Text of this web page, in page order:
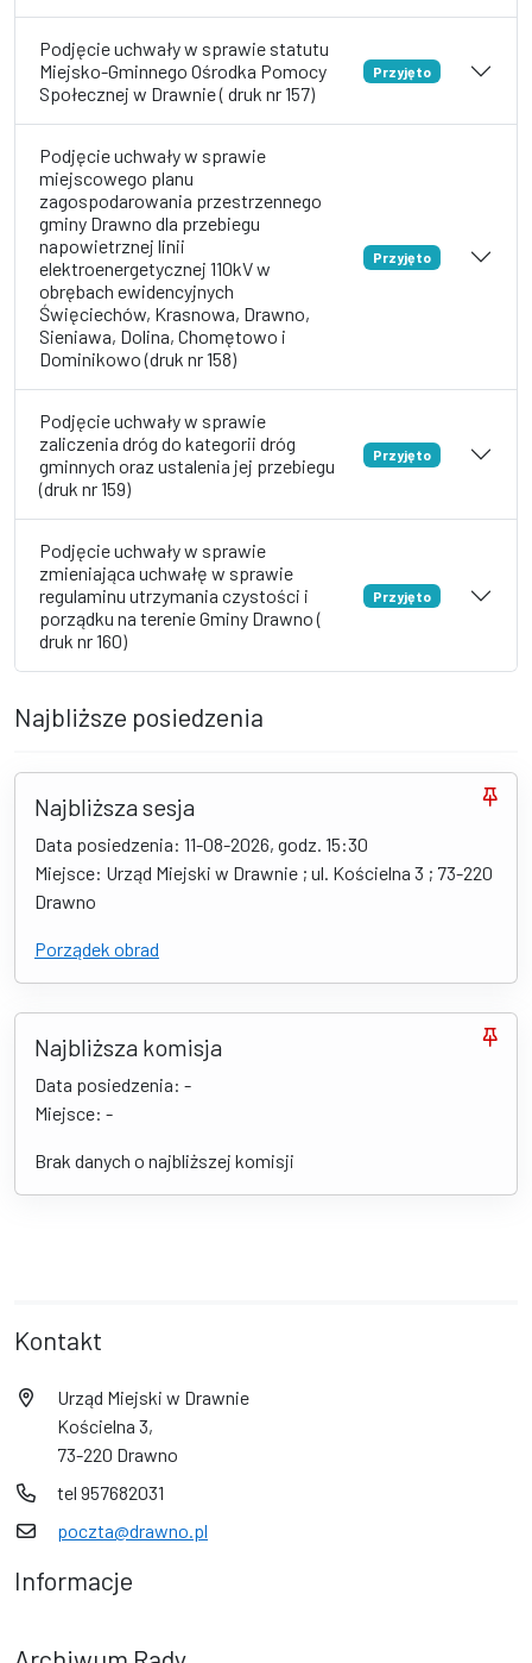
Podjęcie uchwały w sprawie statutu
Miejsko-Gminnego Ośrodka Pomocy
Społecznej w Drawnie ( druk nr 157)
Przyjęto
Podjęcie uchwały w sprawie
miejscowego planu
zagospodarowania przestrzennego
gminy Drawno dla przebiegu
napowietrznej linii
elektroenergetycznej 110kV w
obrębach ewidencyjnych
Święciechów, Krasnowa, Drawno,
Sieniawa, Dolina, Chomętowo i
Dominikowo (druk nr 158)
Przyjęto
Podjęcie uchwały w sprawie
zaliczenia dróg do kategorii dróg
gminnych oraz ustalenia jej przebiegu
(druk nr 159)
Przyjęto
Podjęcie uchwały w sprawie
zmieniająca uchwałę w sprawie
regulaminu utrzymania czystości i
porządku na terenie Gminy Drawno (
druk nr 160)
Przyjęto
Najbliższe posiedzenia
Najbliższa sesja
Data posiedzenia: 11-08-2026, godz. 15:30
Miejsce: Urząd Miejski w Drawnie ; ul. Kościelna 3 ; 73-220
Drawno
Porządek obrad
Najbliższa komisja
Data posiedzenia: -
Miejsce: -
Brak danych o najbliższej komisji
Kontakt
Urząd Miejski w Drawnie
Kościelna 3,
73-220 Drawno
tel 957682031
poczta@drawno.pl
Informacje